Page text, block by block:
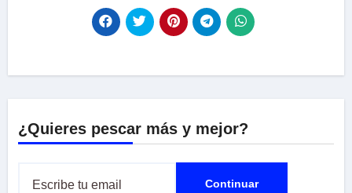
¿Quieres pescar más y mejor?